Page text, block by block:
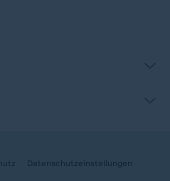
Datenschutzeinstellungen